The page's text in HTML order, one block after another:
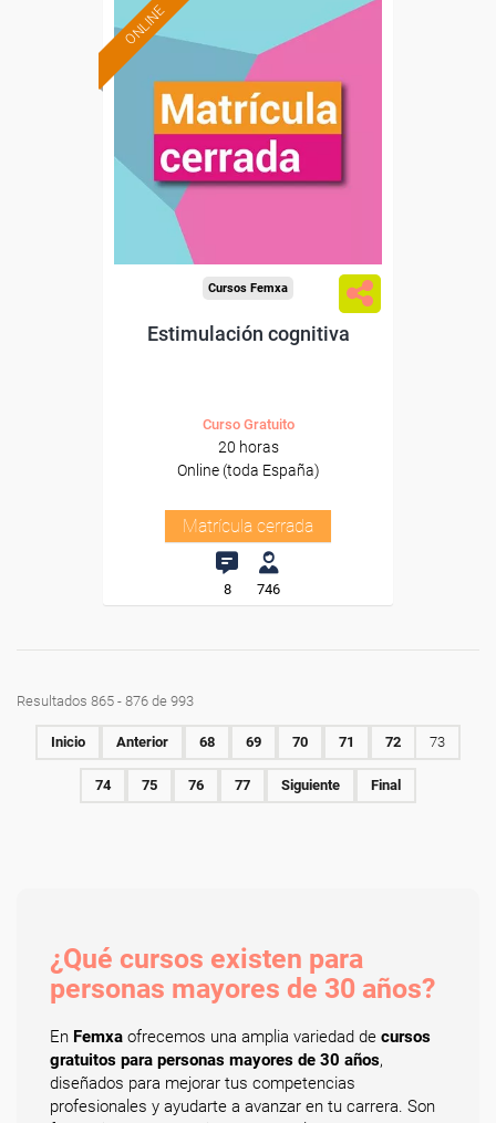
ONLINE
Cursos Femxa
Estimulación cognitiva
Curso Gratuito
20 horas
Online (toda España)
Matrícula cerrada
8 746
Resultados 865 - 876 de 993
Inicio Anterior 68 69 70 71 72 73
74 75 76 77 Siguiente Final
¿Qué cursos existen para
personas mayores de 30 años?
En Femxa ofrecemos una amplia variedad de cursos
gratuitos para personas mayores de 30 años,
diseñados para mejorar tus competencias
profesionales y ayudarte a avanzar en tu carrera. Son